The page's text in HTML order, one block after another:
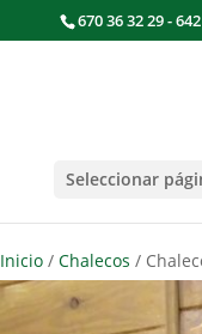
670 36 32 29 -
Seleccionar
Inicio / Chalecos /